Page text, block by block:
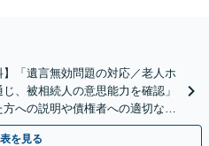
】「遺言無効問題の対応／老人ホ
、被相続人の意思能力を確認」
方への説明や債権者への適切な対
日・夜間相談可】
を見る